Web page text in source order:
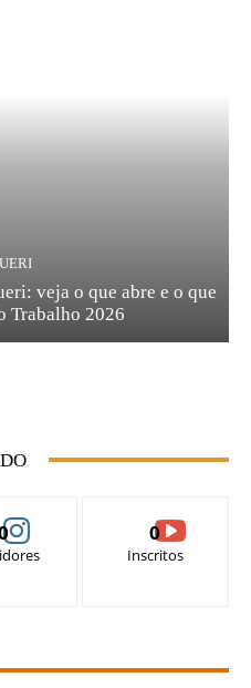
veja o que abre e o que
Trabalho 2026
0
Inscritos